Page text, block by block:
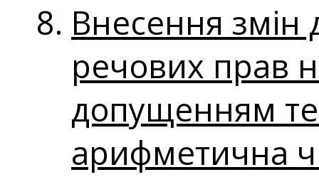
Внесення змін
речових прав
допущенням
арифметична